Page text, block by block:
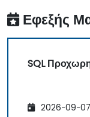
Εφεξής
SQL
2026-09-